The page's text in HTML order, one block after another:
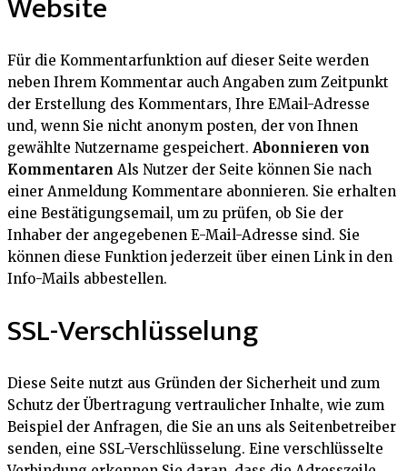
Für die Kommentarfunktion auf dieser Seite werden
neben Ihrem Kommentar auch Angaben zum Zeitpunkt
der Erstellung des Kommentars, Ihre EMail-Adresse
und, wenn Sie nicht anonym posten, der von Ihnen
gewählte Nutzername gespeichert. Abonnieren von
Kommentaren Als Nutzer der Seite können Sie nach
einer Anmeldung Kommentare abonnieren. Sie erhalten
eine Bestätigungsemail, um zu prüfen, ob Sie der
Inhaber der angegebenen E-Mail-Adresse sind. Sie
können diese Funktion jederzeit über einen Link in den
Info-Mails abbestellen.
SSL-Verschlüsselung
Diese Seite nutzt aus Gründen der Sicherheit und zum
Schutz der Übertragung vertraulicher Inhalte, wie zum
Beispiel der Anfragen, die Sie an uns als Seitenbetreiber
senden, eine SSL-Verschlüsselung. Eine verschlüsselte